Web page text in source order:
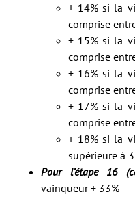
+ 14% si la
comprise
+ 15% si la
comprise
+ 16% si la
comprise
+ 17% si la
comprise
+ 18% si la
supérieure à
Pour l’étape 16
vainqueur + 33%